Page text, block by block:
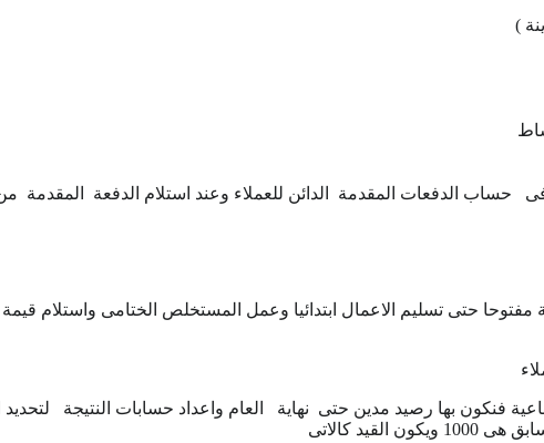
الدفعات المقدمة الدائن للعملاء وعند استلام الدفعة المقدمة من
حتى تسليم الاعمال ابتدائيا وعمل المستخلص الختامى واستلام قيمة
فنكون بها رصيد مدين حتى نهاية العام واعداد حسابات النتيجة
كالاتى